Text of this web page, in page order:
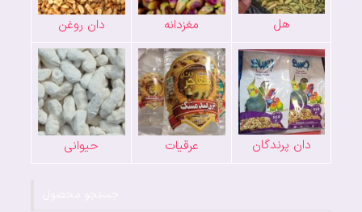
هل مغزدانه دان روغن
دان پرندگان عرقیات حیوانی